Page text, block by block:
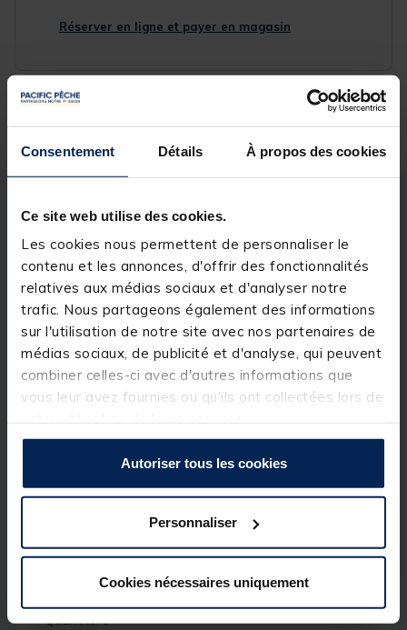
Consentement Détails À propos des cookies
Ce site web utilise des cookies.
Les cookies nous permettent de personnaliser le
contenu et les annonces, d'offrir des fonctionnalités
relatives aux médias sociaux et d'analyser notre
trafic. Nous partageons également des informations
sur l'utilisation de notre site avec nos partenaires de
médias sociaux, de publicité et d'analyse, qui peuvent
combiner celles-ci avec d'autres informations que
vous leur avez fournies ou qu'ils ont collectées lors de
Autoriser tous les cookies
Personnaliser
Cookies nécessaires uniquement
Réserver en ligne et payer en magasin
Livraison gratuite en point relais et magasin
Retour gratuit, 1 mois pour changer d’avis
Description Spécifications
Description & détails
Description
Hameçon simple ultra fort de fer forgé en inox,
spécialement conçu pour les pêches à l'appât mais
pouvant également être utiliser en « Assist ». Pointe
rentrante ultra piquante à affutage manuelle HG
Taille: 6/0
Taille: 7/0
Quantité: 3